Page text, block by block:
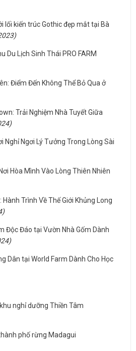
lối kiến trúc Gothic đẹp mắt tại Bà
Du Lịch Sinh Thái PRO FARM
Điểm Đến Không Thể Bỏ Qua ở
Trải Nghiệm Nhà Tuyết Giữa
Nghỉ Ngơi Lý Tưởng Trong Lòng Sài
Hòa Mình Vào Lòng Thiên Nhiên
Trình Về Thế Giới Khủng Long
Độc Đáo tại Vườn Nhà Gốm Dành
Dân tại World Farm Dành Cho Học
nghỉ dưỡng Thiền Tâm
phố rừng Madagui